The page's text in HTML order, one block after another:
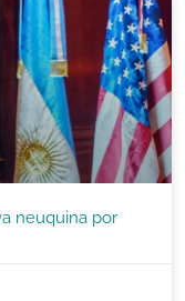
neuquina por